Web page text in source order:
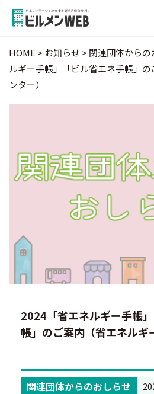
HOME > お知らせ > 関連団体からの
ルギー手帳」「ビル省エネ手帳」
ンター）
2024「省エネルギー手帳
帳」のご案内（省エネルギ
関連団体からのおしらせ